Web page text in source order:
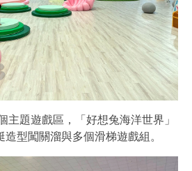
主題遊戲區，「好想兔海洋世界」
型闖關溜與多個滑梯遊戲組。